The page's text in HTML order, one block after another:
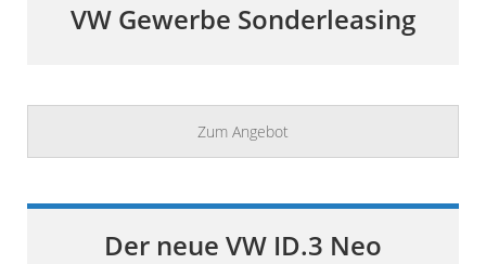
VW Gewerbe Sonderleasing
Zum Angebot
Der neue VW ID.3 Neo